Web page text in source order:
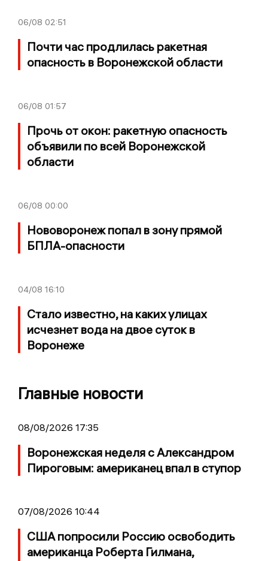
06/08 02:51
Почти час продлилась ракетная
опасность в Воронежской области
06/08 01:57
Прочь от окон: ракетную опасность
объявили по всей Воронежской
области
06/08 00:00
Нововоронеж попал в зону прямой
БПЛА-опасности
04/08 16:10
Стало известно, на каких улицах
исчезнет вода на двое суток в
Воронеже
Главные новости
08/08/2026 17:35
Воронежская неделя с Александром
Пироговым: американец впал в ступор
07/08/2026 10:44
США попросили Россию освободить
американца Роберта Гилмана,